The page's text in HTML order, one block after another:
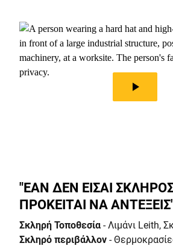
play_arrow
"ΕΑΝ ΔΕΝ ΕΙΣΑΙ
ΠΡΟΚΕΙΤΑΙ ΝΑ
Σκληρή Τοποθεσία - Λιμάνι Leith,
Σκληρό περιβάλλον -